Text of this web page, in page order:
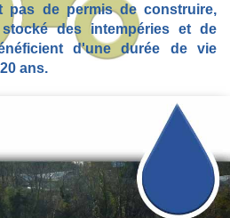
pas de permis de construire,
des intempéries et de
d'une durée de vie
ans.